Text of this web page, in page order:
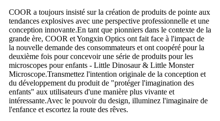
COOR a toujours insisté sur la création de produits de pointe aux
tendances explosives avec une perspective professionnelle et une
conception innovante.En tant que pionniers dans le contexte de la
grande ère, COOR et Yongxin Optics ont fait face à l'impact de
la nouvelle demande des consommateurs et ont coopéré pour la
deuxième fois pour concevoir une série de produits pour les
microscopes pour enfants - Little Dinosaur & Little Monster
Microscope.Transmettez l'intention originale de la conception et
du développement du produit de "protéger l'imagination des
enfants" aux utilisateurs d'une manière plus vivante et
intéressante.Avec le pouvoir du design, illuminez l'imaginaire de
l'enfance et escortez la route des rêves.